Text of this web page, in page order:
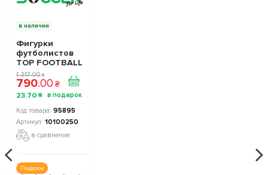
в наличии
Фигурки
футболистов
TOP FOOTBALL
STARS - Набор
The Football
Stars
Collection 1
10100250
1 317.00 ₴
790.00 ₴
23.70 ₴
95895
10100250
в сравнение
Подарок